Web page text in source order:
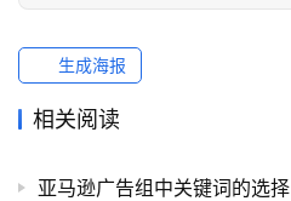
生成海报
相关阅读
亚马逊广告组中关键词的选择